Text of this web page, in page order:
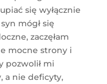
się wyłącznie
mógł się
zaczęłam
mocne strony i
pozwolił mi
a nie deficyty,